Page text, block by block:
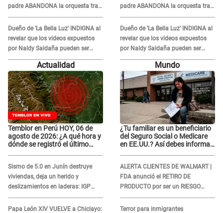
padre ABANDONA la orquesta tras
caso Naldy Saldaña: "Son
errores..."
Dueño de 'La Bella Luz' INDIGNA al
revelar que los videos expuestos
por Naldy Saldaña pueden ser
EDITADOS: "Yo tengo sus dos
padre ABANDONA la orquesta tras
caso Naldy Saldaña: "Son
errores..."
Dueño de 'La Bella Luz' INDIGNA al
revelar que los videos expuestos
por Naldy Saldaña pueden ser
EDITADOS: "Yo tengo sus dos
Actualidad
Temblor en Perú HOY, 06 de
agosto de 2026: ¿A qué hora y
dónde se registró el último
Sismo de 5.0 en Junín destruye
viviendas, deja un herido y
deslizamientos en laderas: IGP
alerta sobre posibles réplicas
Papa León XIV VUELVE a Chiclayo:
Mundo
¿Tu familiar es un beneficiario
del Seguro Social o Medicare
en EE.UU.? Así debes informar
ALERTA CLIENTES DE WALMART |
FDA anunció el RETIRO DE
PRODUCTO por ser un RIESGO
MORTAL para consumidores: ¿Cuál
es?
Terror para inmigrantes